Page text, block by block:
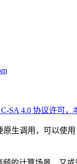
SA 4.0 协议许可，
原生调用，可以使